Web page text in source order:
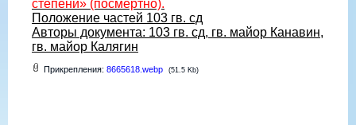
степени» (посмертно).
Положение частей 103 гв. сд
Авторы документа: 103 гв. сд, гв. майор Канавин,
гв. майор Калягин
Прикрепления: 8665618.webp (51.5 Kb)